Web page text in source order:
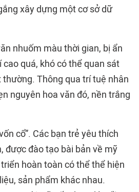
xây dựng một cơ sở dữ
nhuốm màu thời gian, bị ẩn
quá, khó có thể quan sát
Thông qua trí tuệ nhân
nguyên hoa văn đó, nền trắng
cổ”. Các bạn trẻ yêu thích
được đào tạo bài bản về mỹ
hoàn toàn có thể thể hiện
sản phẩm khác nhau.